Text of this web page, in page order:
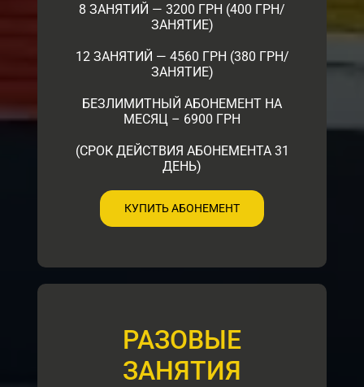
8 ЗАНЯТИЙ — 3200 ГРН (400 ГРН/
ЗАНЯТИЕ)
12 ЗАНЯТИЙ — 4560 ГРН (380 ГРН/
ЗАНЯТИЕ)
БЕЗЛИМИТНЫЙ АБОНЕМЕНТ НА
МЕСЯЦ – 6900 ГРН
(СРОК ДЕЙСТВИЯ АБОНЕМЕНТА 31
ДЕНЬ)
КУПИТЬ АБОНЕМЕНТ
РАЗОВЫЕ
ЗАНЯТИЯ